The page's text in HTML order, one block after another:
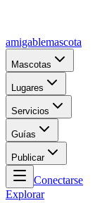
amigablemascota
Mascotas
Lugares
Servicios
Guías
Publicar
Conectarse
Explorar